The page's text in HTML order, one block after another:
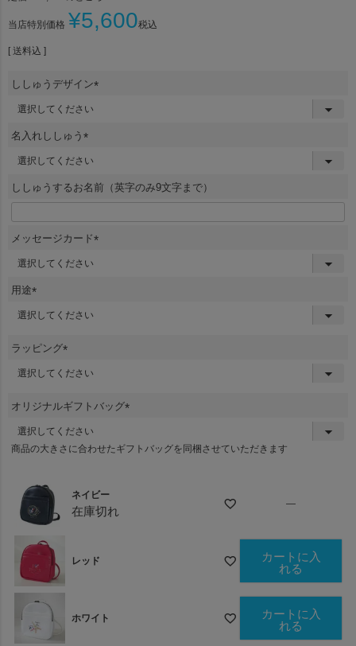
当店特別価格 ¥5,600税込
送料込
ししゅうデザイン
名入れししゅう
(
須
)
ししゅうするお名前（英字のみ9文字まで）
メッセージカード
用途
(
)
ラッピング
オリジナルギフトバッグ
須
商品の大きさに合わせたギフトバッグを同梱させていただきます
ネイビー
在庫切れ
—
レッド
カートに入
れる
ホワイト
カートに入
れる